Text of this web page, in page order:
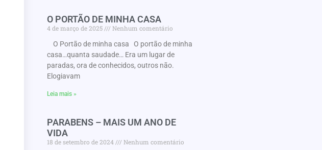
O PORTÃO DE MINHA CASA
4 de março de 2025
Nenhum comentário
O Portão de minha casa O portão de minha
casa…quanta saudade… Era um lugar de
paradas, ora de conhecidos, outros não.
Elogiavam
Leia mais »
PARABENS – MAIS UM ANO DE
VIDA
18 de setembro de 2024
Nenhum comentário